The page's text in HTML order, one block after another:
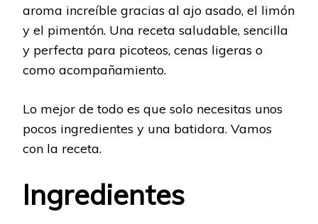
aroma increíble gracias al ajo asado, el limón
y el pimentón. Una receta saludable, sencilla
y perfecta para picoteos, cenas ligeras o
como acompañamiento.
Lo mejor de todo es que solo necesitas unos
pocos ingredientes y una batidora. Vamos
con la receta.
Ingredientes